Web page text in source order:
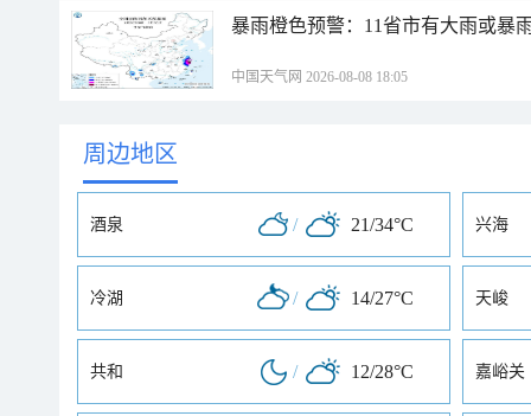
暴雨橙色预警：11省市有大雨或暴
中国天气网 2026-08-08 18:05
周边地区
酒泉 / 21/34°C 兴海
冷湖 / 14/27°C 天峻
共和 / 12/28°C 嘉峪关